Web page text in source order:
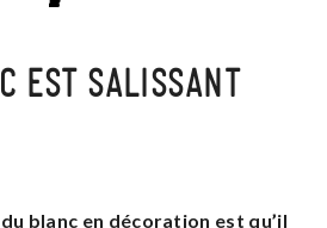
EST SALISSANT
blanc en décoration est qu’il